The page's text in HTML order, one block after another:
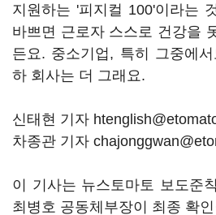
지원하는 '피지컬 100'이라는
바쁘면 근로자 스스로 건강을
든요. 중소기업, 특히 그중에
하 회사는 더 그래요.
신태현 기자
차종관 기자
이 기사는 뉴스토마토 보도준
최병호 공동체부장이 최종 확